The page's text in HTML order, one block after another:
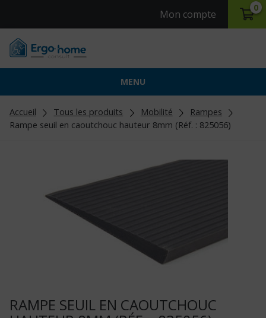
Mon compte
0
MENU
Accueil Tous les produits Mobilité
Rampes
Rampe seuil en caoutchouc hauteur 8mm (Réf. : 825056)
RAMPE SEUIL EN CAOUTCHOUC